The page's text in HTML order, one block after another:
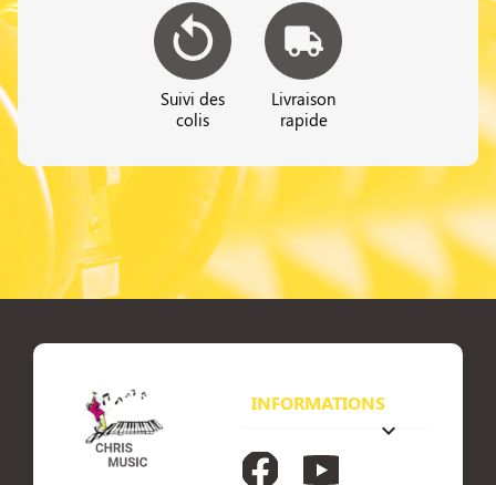
Suivi des
colis
Livraison
rapide
INFORMATIONS
keyboard_arrow_down
FacebookYouTube